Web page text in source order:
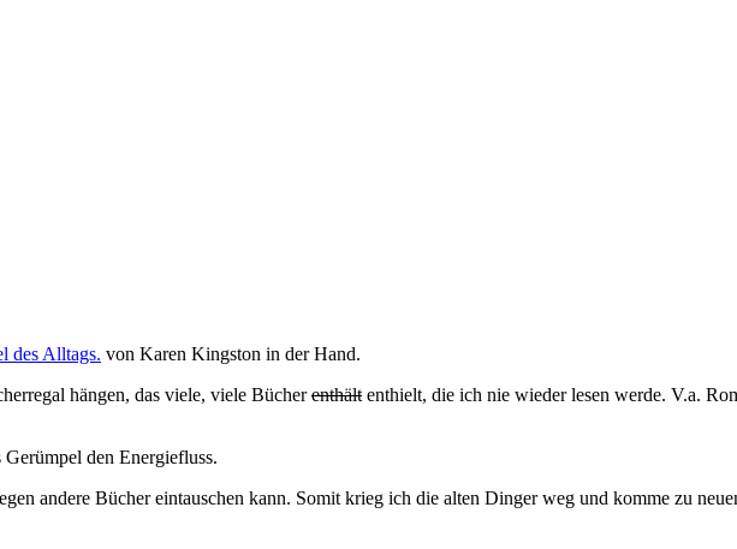
des Alltags. von Karen Kingston in der Hand.
hängen, das viele, viele Bücherenthält enthielt, die ich nie wieder lesen werde. V.a.
den Energiefluss.
andere Bücher eintauschen kann. Somit krieg ich die alten Dinger weg und komme zu